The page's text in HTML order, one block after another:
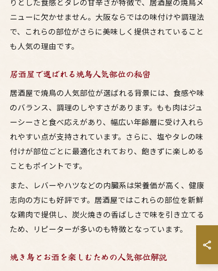
ニューに欠かせません。大阪ならではの味付けや調理法
で、これらの部位がさらに美味しく提供されていること
も人気の理由です。
居酒屋で選ばれる焼鳥人気部位の秘密
居酒屋で焼鳥の人気部位が選ばれる背景には、食感や味
のバランス、調理のしやすさがあります。もも肉はジュ
ーシーさと食べ応えがあり、幅広い年齢層に受け入れら
れやすい点が支持されています。さらに、塩やタレの味
付けが部位ごとに最適化されており、飽きずに楽しめる
こともポイントです。
また、レバーやハツなどの内臓系は栄養価が高く、健康
志向の方にも好評です。居酒屋ではこれらの部位を新鮮
な鶏肉で提供し、炭火焼きの香ばしさで味を引き立てる
ため、リピーターが多いのも特徴となっています。
焼き鳥とお酒を楽しむための人気部位解説